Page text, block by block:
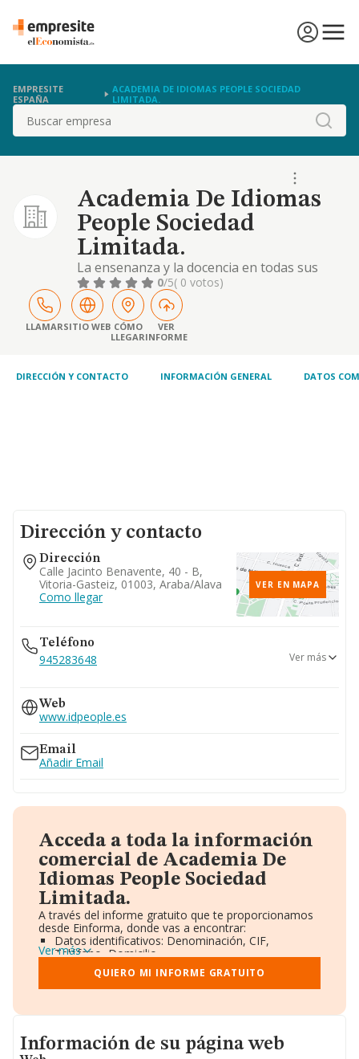
EMPRESITE
ESPAÑA
ACADEMIA DE IDIOMAS PEOPLE SOCIEDAD
LIMITADA.
Buscar
Academia De Idiomas
People Sociedad
Limitada.
La ensenanza y la docencia en todas sus
modalidades de idiomas y otras disciplinas
de formacion complementaria
0/5( 0 votos)
LLAMARSITIO WEB CÓMO
LLEGAR
VER
INFORME
DIRECCIÓN Y CONTACTO INFORMACIÓN GENERAL DATOS
Dirección y contacto
Dirección
Calle Jacinto Benavente, 40 - B,
Vitoria-Gasteiz, 01003, Araba/alava
Como llegar
VER EN MAPA
Teléfono
945283648
688...
Ver teléfono 688...
Ver teléfono 639...
945175801
Ver más
Web
www.idpeople.es
Email
Añadir Email
Acceda a toda la información
comercial de Academia De
Idiomas People Sociedad
Limitada.
A través del informe gratuito que te proporcionamos
desde Einforma, donde vas a encontrar:
Datos identificativos: Denominación, CIF,
Teléfono, Domicilio.
Informe Mercantil Completo (BORME).
Gráficos de Evolución Ventas y Empleados.
Consejo de Administración y Administradores.
Accionistas.
Artículos de prensa publicados sobre la empresa.
Ver más
QUIERO MI INFORME GRATUITO
Informacion de su página web
Información de su página web